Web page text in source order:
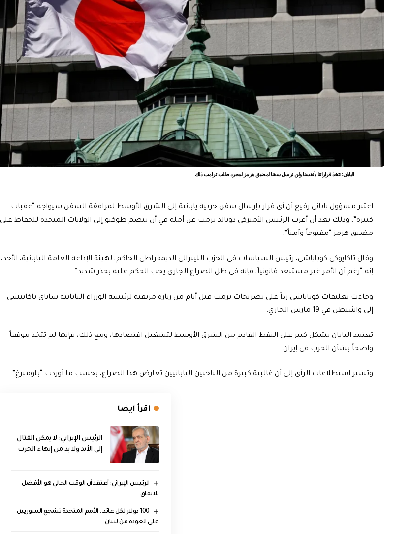
اليابان: نتخذ قراراتنا بأنفسنا ولن نرسل سفنا لمضيق هرمز لمجرد طلب ترامب ذلك
اعتبر مسؤول ياباني رفيع أن أي قرار بإرسال سفن حربية يابانية إلى الشرق الأوسط لمرافقة السفن سيواجه “عقبات
كبيرة”، وذلك بعد أن أعرب الرئيس الأميركي دونالد ترمب عن أمله في أن تنضم طوكيو إلى الولايات المتحدة للحفاظ على
مضيق هرمز “مفتوحاً وآمناً”.
وقال تاكايوكي كوباياشي، رئيس السياسات في الحزب الليبرالي الديمقراطي الحاكم، لهيئة الإذاعة العامة اليابانية، الأحد،
إنه “رغم أن الأمر غير مستبعد قانونياً، فإنه في ظل الصراع الجاري يجب الحكم عليه بحذر شديد”.
وجاءت تعليقات كوباياشي رداً على تصريحات ترمب قبل أيام من زيارة مرتقبة لرئيسة الوزراء اليابانية ساناي تاكايتشي
إلى واشنطن في 19 مارس الجاري.
تعتمد اليابان بشكل كبير على النفط القادم من الشرق الأوسط لتشغيل اقتصادها، ومع ذلك، فإنها لم تتخذ موقفاً
واضحاً بشأن الحرب في إيران.
وتشير استطلاعات الرأي إلى أن غالبية كبيرة من الناخبين اليابانيين تعارض هذا الصراع، بحسب ما أوردت “بلومبرغ”.
اقرأ ايضا
الرئيس الإيراني: لا يمكن القتال
إلى الأبد ولا بد من إنهاء الحرب
الرئيس الإيراني: أعتقد أن الوقت الحالي هو الأفضل
للاتفاق
100 دولار لكل عائد.. الأمم المتحدة تشجع السوريين
على العودة من لبنان